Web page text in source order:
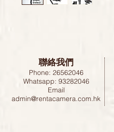
聯絡我們
Phone: 26562046
Whatsapp: 93282046
Email
admin@rentacamera.com.hk